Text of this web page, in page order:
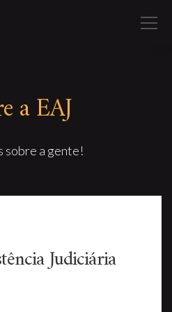
a EAJ
sobre a gente!
Judiciária